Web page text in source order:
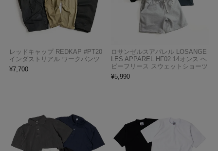
レッドキャップ REDKAP #PT20
インダストリアル ワークパンツ
¥7,700
ロサンゼルスアパレル LOSANGE
LES APPAREL HF02 14オンス ヘ
ビーフリース スウェットショーツ
¥5,990